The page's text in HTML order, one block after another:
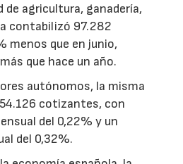
de agricultura, ganadería,
contabilizó 97.282
menos que en junio,
que hace un año.
autónomos, la misma
cotizantes, con
del 0,22% y un
del 0,32%.